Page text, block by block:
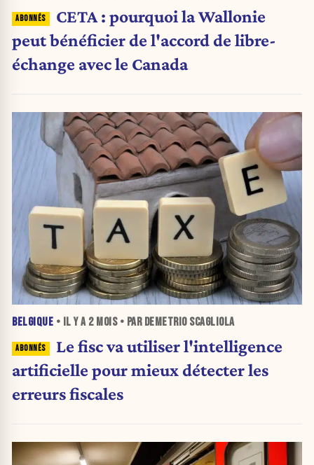
CETA : pourquoi la Wallonie
peut bénéficier de l'accord de libre-
échange avec le Canada
BELGIQUE • IL Y A 2 MOIS• PAR DEMETRIO SCAGLIOLA
Le fisc va utiliser l'intelligence
artificielle pour mieux détecter les
erreurs fiscales